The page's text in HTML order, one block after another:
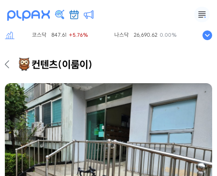
코스닥 847.61 +5.76% 나스닥 26,690.62 0.00% S&P500
컨텐츠(이룸이)